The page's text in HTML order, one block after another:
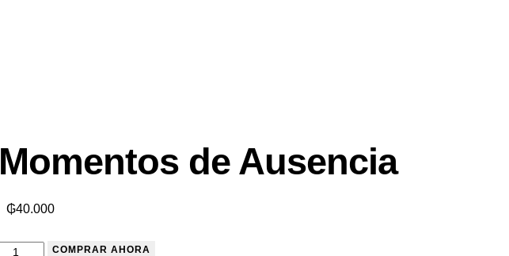
Momentos de Ausencia
₲40.000
COMPRAR AHORA